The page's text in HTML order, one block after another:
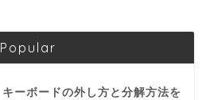
Popular
キーボードの外し方と分解方法を